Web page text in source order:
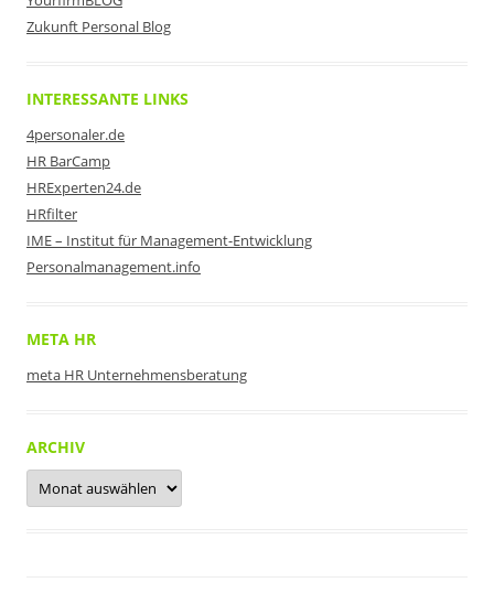
Zukunft Personal Blog
INTERESSANTE LINKS
4personaler.de
HR BarCamp
HRExperten24.de
HRfilter
IME – Institut für Management-Entwicklung
Personalmanagement.info
META HR
meta HR Unternehmensberatung
ARCHIV
Archiv